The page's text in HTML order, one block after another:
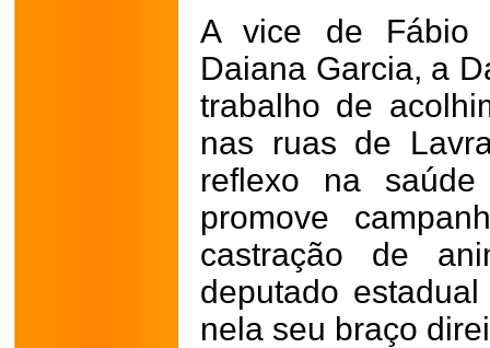
A vice de Fábio
Daiana Garcia, a
trabalho de
nas ruas de
reflexo na
promove
castração de
deputado
nela seu braço